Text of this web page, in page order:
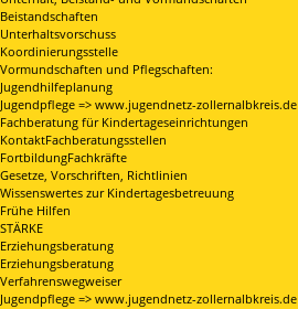
Beistandschaften
Unterhaltsvorschuss
Koordinierungsstelle
Vormundschaften und Pflegschaften:
Jugendhilfeplanung
Jugendpflege => www.jugendnetz-zollernalbkreis.de
Fachberatung für Kindertageseinrichtungen
KontaktFachberatungsstellen
FortbildungFachkräfte
Gesetze, Vorschriften, Richtlinien
Wissenswertes zur Kindertagesbetreuung
Frühe Hilfen
STÄRKE
Erziehungsberatung
Erziehungsberatung
Verfahrenswegweiser
Jugendpflege => www.jugendnetz-zollernalbkreis.de